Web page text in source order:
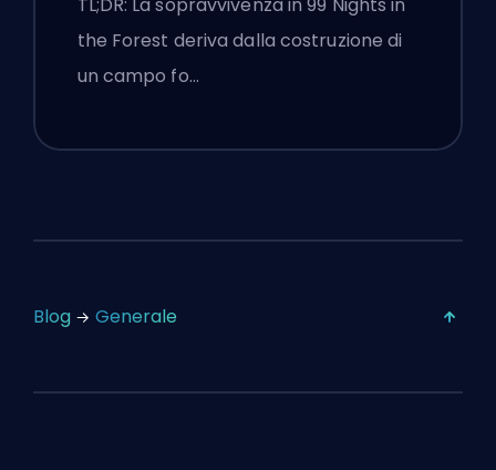
the Forest deriva dalla costruzione di
un campo fo…
Blog Generale